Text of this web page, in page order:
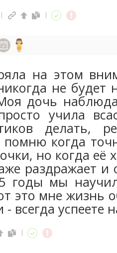
на этом
не будет
дочь
учила
делать,
помню когда
но когда её
раздражает и
годы мы
это мне жизнь
- всегда успеете